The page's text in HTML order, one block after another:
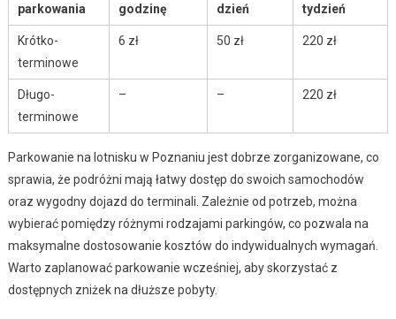
parkowania
godzinę
dzień
tydzień
Krótko-
terminowe
6 zł 50 zł 220 zł
Długo-
terminowe
– – 220 zł
Parkowanie na lotnisku w Poznaniu jest dobrze zorganizowane, co
sprawia, że podróżni mają łatwy dostęp do swoich samochodów
oraz wygodny dojazd do terminali. Zależnie od potrzeb, można
wybierać pomiędzy różnymi rodzajami parkingów, co pozwala na
maksymalne dostosowanie kosztów do indywidualnych wymagań.
Warto zaplanować parkowanie wcześniej, aby skorzystać z
dostępnych zniżek na dłuższe pobyty.